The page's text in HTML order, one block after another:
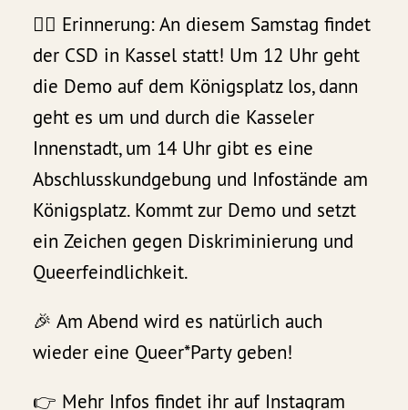
🏳️‍🌈 Erinnerung: An diesem Samstag findet
der CSD in Kassel statt! Um 12 Uhr geht
die Demo auf dem Königsplatz los, dann
geht es um und durch die Kasseler
Innenstadt, um 14 Uhr gibt es eine
Abschlusskundgebung und Infostände am
Königsplatz. Kommt zur Demo und setzt
ein Zeichen gegen Diskriminierung und
Queerfeindlichkeit.
🎉 Am Abend wird es natürlich auch
wieder eine Queer*Party geben!
👉 Mehr Infos findet ihr auf Instagram